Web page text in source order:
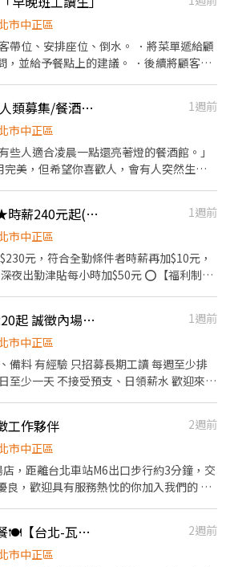
專業技能訓練+實務經驗) 只要您願意，公
(陳列、補
) 2. 賣場經營管理 3. 顧客服務/客訴處理 4.
主管交辦與執行 【基本保障】 勞
市中正區
帶位、安排座位、倒水。 ．將菜單遞給顧
，並給予餐點上的建議。 ．後續將顧客點
飲內場： ．擔任廚師的助手，處理烹飪前
餐廳相關事務。 ．負責洗、剝、削、切
作環境、設備和餐具。 ．準備不同餐點所
食材的容量與重量。 ．負責擺盤、打包外
一起把客人餵快樂的人類募集/餐酒館外場PT
1週前
市中正區
些人適合凌晨一點還亮著燈的餐酒館。」
有沒有責任感 • 願不願
交滿點，但希望你是個好相處的人 美日仍
每一分，但我們更著重高品質的每一
【すき家 SUKIYA】★時薪240元起(含全勤)★古亭店
1週前
市中正區
元，符合全勤條件者時薪再加$10元，
勤津貼每小時加$50元 ⭕【福利制
《內場》:餐點製
《外場》:接待服務顧客、收銀結帳、環境
國民美食-牛丼/咖哩，並以舒適衛生的用
度、平實親民的誠懇價格，強調食品安
古亭《有禾拉麵》$220起 誠徵內場工作夥伴
1週前
市中正區
長期工讀 每週至少排
日領薪水 歡迎來電
工作夥伴
2週前
市中正區
，距離台北車站M6出口步行約3分鐘，交
良，歡迎具有服務熱忱的你加入我們的 團
收銀結帳服務 6.可配合假日排班，須能長
🔥時薪200起🔥．供餐🍽️【台北-瓦城-台北車站】外場長期兼職服務人員
2週前
市中正區